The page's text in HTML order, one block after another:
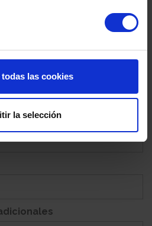
las cookies
la selección